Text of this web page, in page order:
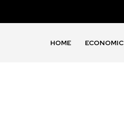
HOME ECONOMIC